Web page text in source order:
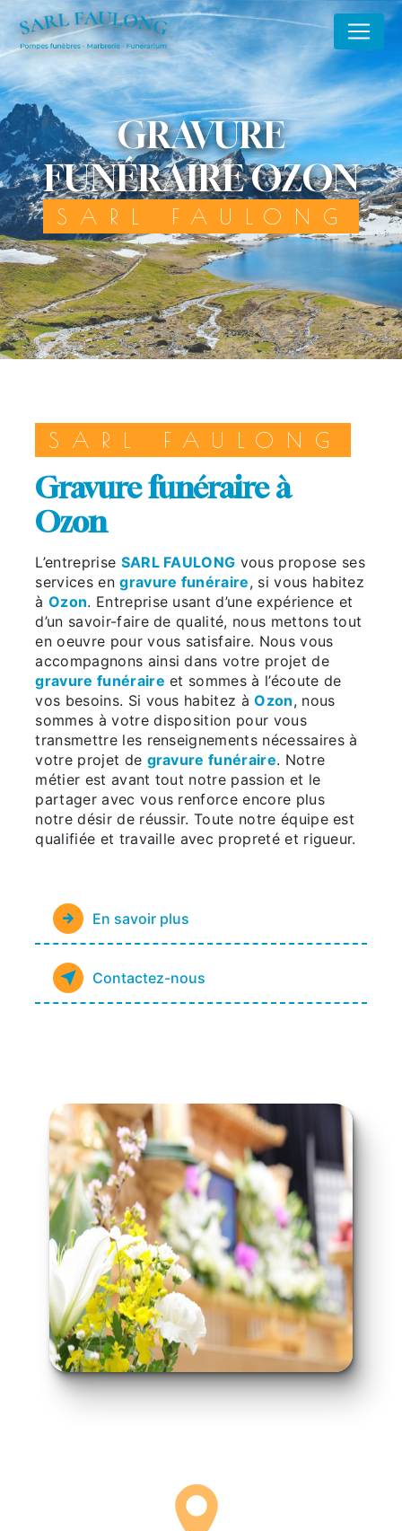
GRAVURE
FUNÉRAIRE OZON
SARL FAULONG
SARL FAULONG
gravure funéraire à
Ozon
L’entreprise SARL FAULONG vous propose ses
services engravure funéraire, si vous habitez
àOzon. Entreprise usant d’une expérience et
d’un savoir-faire de qualité, nous mettons tout
en oeuvre pour vous satisfaire. Nous vous
accompagnons ainsi dans votre projet de
gravure funéraire et sommes à l’écoute de
vos besoins. Si vous habitez àOzon, nous
sommes à votre disposition pour vous
transmettre les renseignements nécessaires à
votre projet de gravure funéraire. Notre
métier est avant tout notre passion et le
partager avec vous renforce encore plus
notre désir de réussir. Toute notre équipe est
qualifiée et travaille avec propreté et rigueur.
En savoir plus
Contactez-nous
Panneau de gestion des cookies